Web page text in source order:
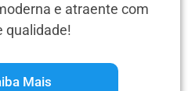
e atraente com
qualidade!
Mais